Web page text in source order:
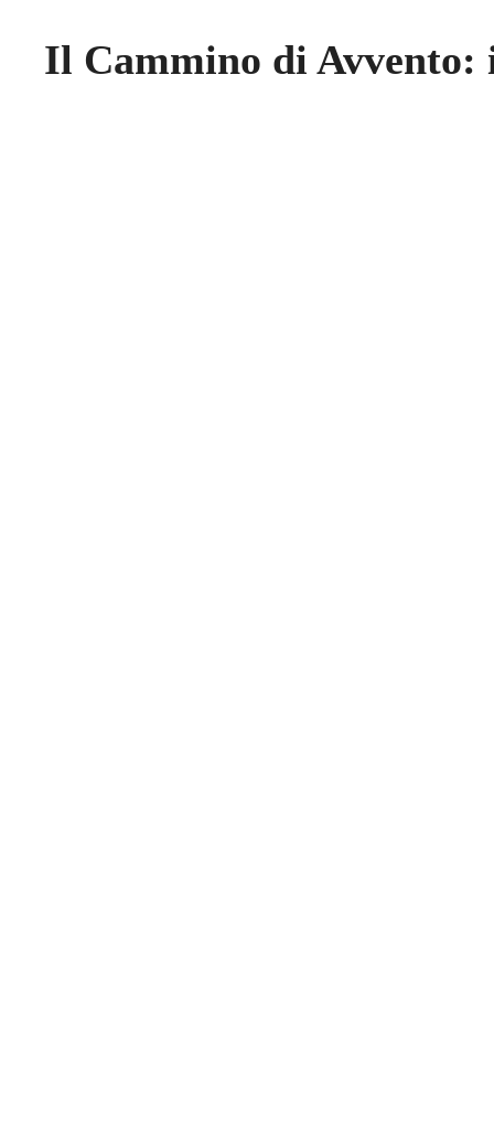
Il Cammino di Avvento: